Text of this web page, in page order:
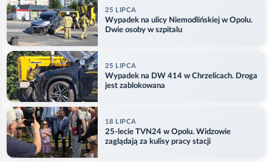
25 LIPCA
Wypadek na ulicy Niemodlińskiej w Opolu.
Dwie osoby w szpitalu
25 LIPCA
Wypadek na DW 414 w Chrzelicach. Droga
jest zablokowana
18 LIPCA
25-lecie TVN24 w Opolu. Widzowie
zaglądają za kulisy pracy stacji